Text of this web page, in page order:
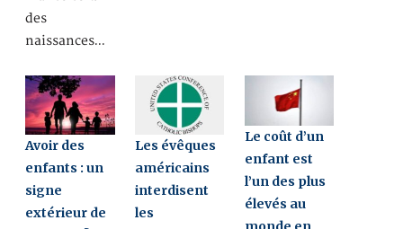
des
naissances…
Avoir des
enfants : un
signe
extérieur de
Les évêques
américains
interdisent
les
Le coût d’un
enfant est
l’un des plus
élevés au